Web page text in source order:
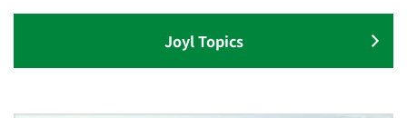
Joyl Topics